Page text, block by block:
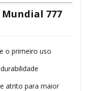
777
o primeiro uso
atrito para maior